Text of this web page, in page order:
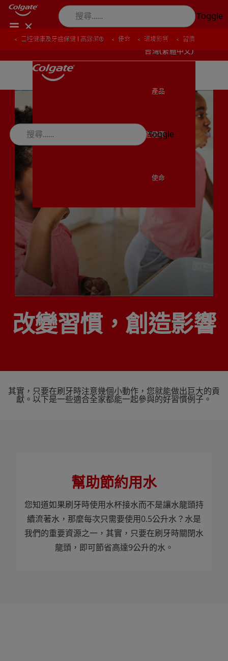
Toggle
口腔健康
使命
台灣(繁體中文)
產品
口腔健康
使命
Toggle
口腔健康及牙齒保健 | 高露潔® 使命 環境影響 習慣
口腔健康及牙齒保健 | 高露潔® 使命 環境影響 習慣
改變習慣，創造影響
其實，只要在刷牙時注意幾個小動作，您就能做出巨大的貢
獻。以下是一些適合全家都能一起參與的好習慣例子。
幫助節約用水
您知道如果刷牙時使用水杯接水而不是讓水龍頭持
續流著水，那麼每次只需要使用0.5公升水？水是
我們的重要資源之一，其實，只要在刷牙時關閉水
龍頭，即可節省高達9公升的水。